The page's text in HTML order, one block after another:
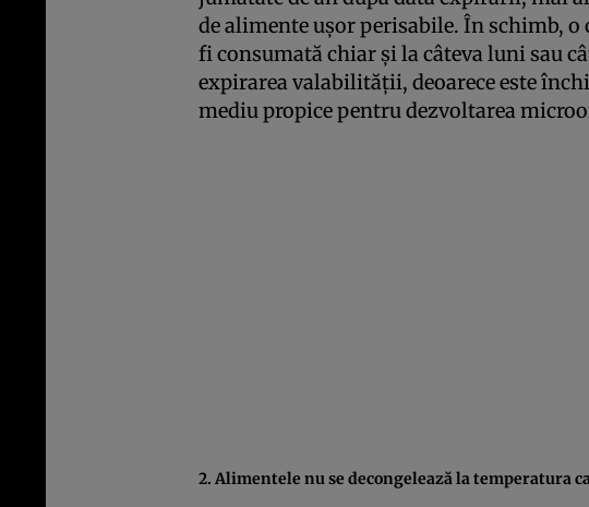
de alimente uşor perisabile. În schimb, o
fi consumată chiar şi la câteva luni sau
expirarea valabilităţii, deoarece este
mediu propice pentru dezvoltarea
2. Alimentele nu se decongelează la temperatura